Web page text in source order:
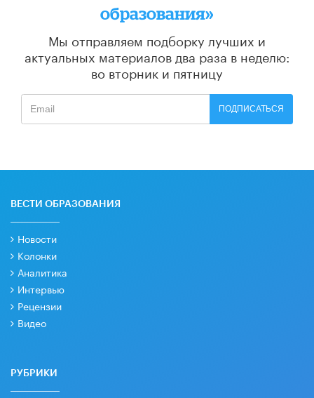
образования»
Мы отправляем подборку лучших и
актуальных материалов два раза в неделю:
во вторник и пятницу
ПОДПИСАТЬСЯ
ВЕСТИ ОБРАЗОВАНИЯ
Новости
Колонки
Аналитика
Интервью
Рецензии
Видео
РУБРИКИ